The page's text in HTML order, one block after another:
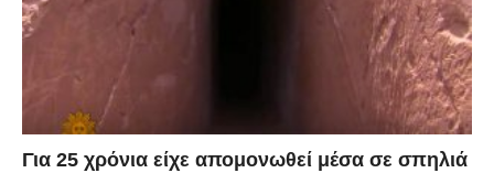
Για 25 χρόνια είχε απομονωθεί μέσα σε σπηλιά